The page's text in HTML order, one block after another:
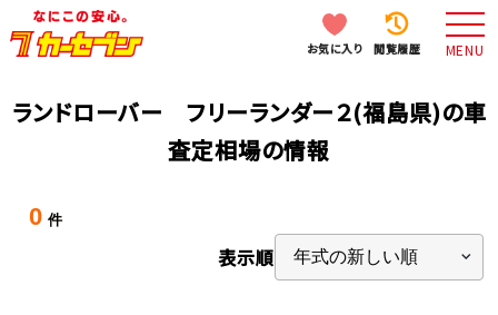
お気に入り 閲覧履歴 MENU
ランドローバー フリーランダー２(福島県)の車
査定相場の情報
0 件
表示順